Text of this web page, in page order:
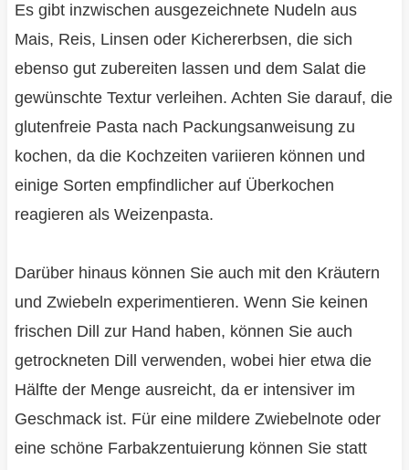
Es gibt inzwischen ausgezeichnete Nudeln aus
Mais, Reis, Linsen oder Kichererbsen, die sich
ebenso gut zubereiten lassen und dem Salat die
gewünschte Textur verleihen. Achten Sie darauf, die
glutenfreie Pasta nach Packungsanweisung zu
kochen, da die Kochzeiten variieren können und
einige Sorten empfindlicher auf Überkochen
reagieren als Weizenpasta.
Darüber hinaus können Sie auch mit den Kräutern
und Zwiebeln experimentieren. Wenn Sie keinen
frischen Dill zur Hand haben, können Sie auch
getrockneten Dill verwenden, wobei hier etwa die
Hälfte der Menge ausreicht, da er intensiver im
Geschmack ist. Für eine mildere Zwiebelnote oder
eine schöne Farbakzentuierung können Sie statt